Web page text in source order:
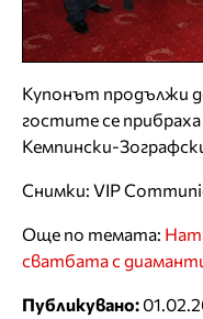
Купонът продължи
гостите се
Кемпински-
Снимки: VIP
Още по темата:
сватбата с
Публикувано: